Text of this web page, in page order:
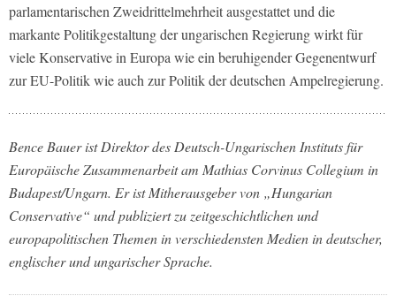
parlamentarischen Zweidrittelmehrheit ausgestattet und die
markante Politikgestaltung der ungarischen Regierung wirkt für
viele Konservative in Europa wie ein beruhigender Gegenentwurf
zur EU-Politik wie auch zur Politik der deutschen Ampelregierung.
Bence Bauer ist Direktor des Deutsch-Ungarischen Instituts für
Europäische Zusammenarbeit am Mathias Corvinus Collegium in
Budapest/Ungarn. Er ist Mitherausgeber von „Hungarian
Conservative“ und publiziert zu zeitgeschichtlichen und
europapolitischen Themen in verschiedensten Medien in deutscher,
englischer und ungarischer Sprache.